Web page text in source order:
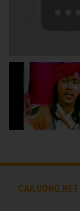
CAILUONG.NET